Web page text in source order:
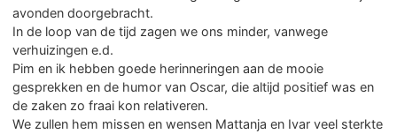
avonden doorgebracht.
In de loop van de tijd zagen we ons minder, vanwege
verhuizingen e.d.
Pim en ik hebben goede herinneringen aan de mooie
gesprekken en de humor van Oscar, die altijd positief was en
de zaken zo fraai kon relativeren.
We zullen hem missen en wensen Mattanja en Ivar veel sterkte